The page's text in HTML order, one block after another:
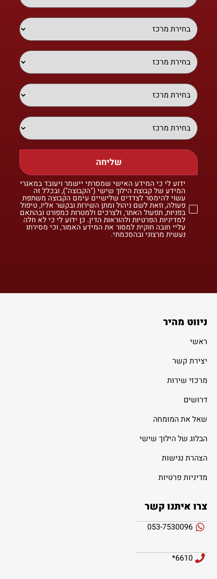
שליחה
ידוע לי כי המידע האישי שמסרתי יישמר ויעובד במאגרי
המידע של קבוצת הילוך שישי ("הקבוצה"), ובכלל זה
עשוי להימסר לצדדים שלישיים עימם הקבוצה משתפת
פעולה, וזאת לשם ניהול ומתן השירות ובקשר אליו, טיפול
בפניות, תפעול האתר, ולצרכים ולמטרות כמפורט ובהתאם
למדיניות הפרטיות ולהוראות הדין. כן ידוע לי כי לא חלה
עליי חובה חוקית למסור את המידע האמור, וכי מסירתו
נעשית מרצוני ובהסכמתי.
ניווט מהיר
ראשי
יצירת קשר
מרכזי שירות
דרושים
שאל את המומחה
הבלוג של הילוך שישי
הצהרת נגישות
מדיניות פרטיות
צרו איתנו קשר
053-7530096
6610*